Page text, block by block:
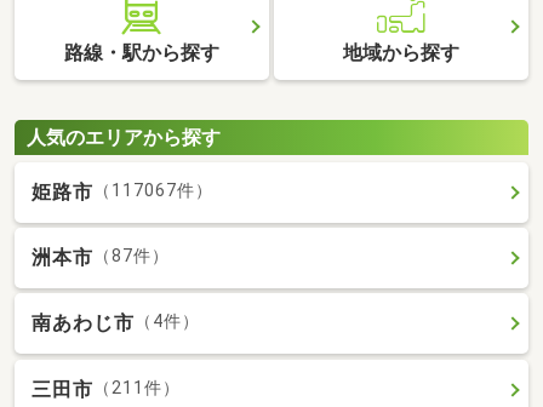
路線・駅から探す 地域から探す
人気のエリアから探す
姫路市 （117067件）
洲本市 （87件）
南あわじ市 （4件）
三田市 （211件）